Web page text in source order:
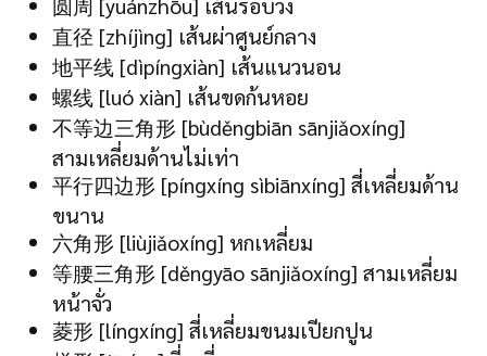
直径 [zhíjìng] เส้นผ่าศูนย์กลาง
地平线 [dìpíngxiàn] เส้นแนวนอน
螺线 [luó xiàn] เส้นขดก้นหอย
不等边三角形 [bùděngbiān sānjiǎoxíng]
สามเหลี่ยมด้านไม่เท่า
平行四边形 [píngxíng sìbiānxíng] สี่เหลี่ยมด้าน
ขนาน
六角形 [liùjiǎoxíng] หกเหลี่ยม
等腰三角形 [děngyāo sānjiǎoxíng] สามเหลี่ยม
หน้าจั่ว
菱形 [língxíng] สี่เหลี่ยมขนมเปียกปูน